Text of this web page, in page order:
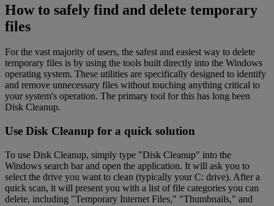
How to safely find and delete temporary
files
For the vast majority of users, the safest and easiest way to delete
temporary files is by using the tools built directly into the Windows
operating system. These utilities are specifically designed to identify
and remove unnecessary files without touching anything critical to
your system's operation. The primary tool for this has long been
Disk Cleanup.
Use Disk Cleanup for a quick solution
To use Disk Cleanup, simply type "Disk Cleanup" into the
Windows search bar and open the application. It will ask you to
select the drive you want to clean (typically your C: drive). After a
quick scan, it will present you with a list of file categories you can
delete, including "Temporary Internet Files," "Thumbnails," and